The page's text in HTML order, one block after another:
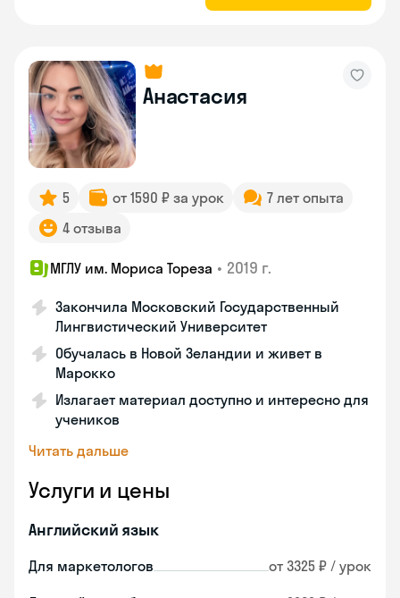
Анастасия
5 от 1590 ₽ за урок
7 лет опыта
4 отзыва
МГЛУ им. Мориса Тореза • 2019 г.
Закончила Московский Государственный
Лингвистический Университет
Обучалась в Новой Зеландии и живет в
Марокко
Излагает материал доступно и интересно для
учеников
Читать дальше
Услуги и цены
Английский язык
Для маркетологов от 3325 ₽ / урок